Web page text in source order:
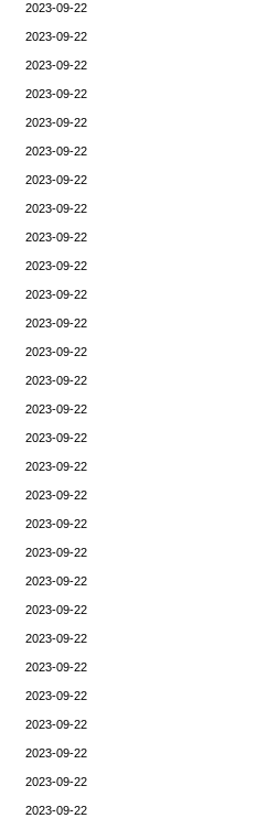
2023-09-22
2023-09-22
2023-09-22
2023-09-22
2023-09-22
2023-09-22
2023-09-22
2023-09-22
2023-09-22
2023-09-22
2023-09-22
2023-09-22
2023-09-22
2023-09-22
2023-09-22
2023-09-22
2023-09-22
2023-09-22
2023-09-22
2023-09-22
2023-09-22
2023-09-22
2023-09-22
2023-09-22
2023-09-22
2023-09-22
2023-09-22
2023-09-22
2023-09-22